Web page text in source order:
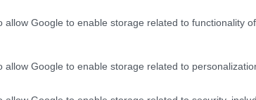
allow Google to enable storage related to functionality
allow Google to enable storage related to
Los caminos alrededor de algunos lugares qué
el nivel de exigencia física consultanos.
encontrar con lugares con condiciones rústicas. A
vestimenta. Las mujeres deben usar un pañuelo en
de alquiler, lanchas... Irán es un país grande y